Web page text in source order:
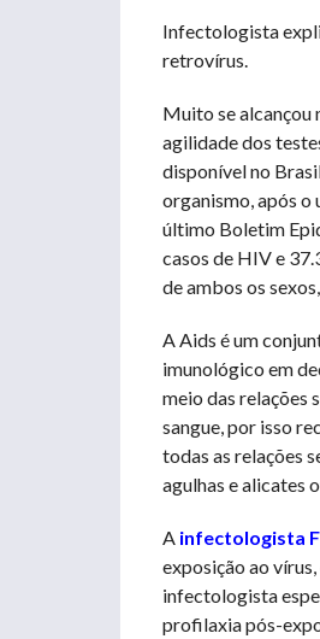
Infectologista
retrovírus.
Muito se alcançou
agilidade dos
disponível no
organismo, após o
último Boletim
casos de HIV e
de ambos os
A Aids é um
imunológico em
meio das relações
sangue, por isso
todas as relações
agulhas e alicates
A infectologista
exposição ao
infectologista
profilaxia pós-